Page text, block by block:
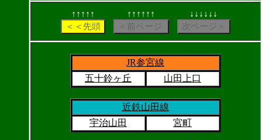
↑↑↑↑↑ ↑↑↑↑↑↑ ↓↓↓↓↓↓
JR参宮線
五十鈴ヶ丘
山田上口
近鉄山田線
宇治山田
宮町